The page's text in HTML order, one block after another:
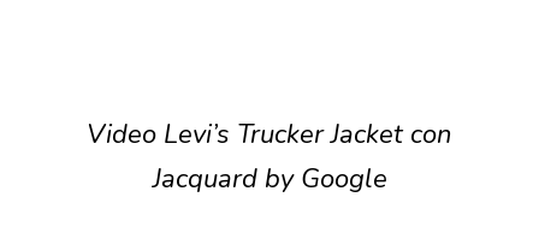
Video Levi’s Trucker Jacket con
Jacquard by Google